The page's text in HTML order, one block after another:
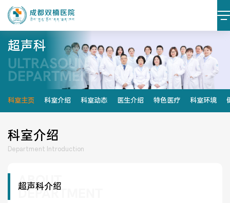
医院简介 医院文化
设施设备 环境照片
超声科
ULTRASOUND
DEPARTMENT​
科室主页 科室介绍 科室动态 医生介绍 特色医疗 科室环境
科室介绍
Department Introduction
超声科介绍
ABOUT
DEPARTMENT